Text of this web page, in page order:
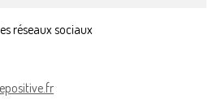
réseaux sociaux